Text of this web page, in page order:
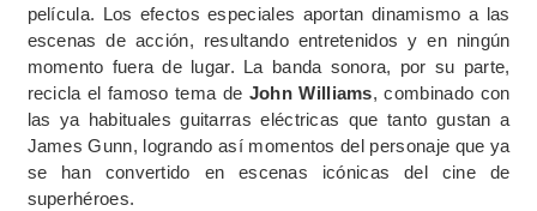
película. Los efectos especiales aportan dinamismo a las
escenas de acción, resultando entretenidos y en ningún
momento fuera de lugar. La banda sonora, por su parte,
recicla el famoso tema de John Williams, combinado con
las ya habituales guitarras eléctricas que tanto gustan a
James Gunn, logrando así momentos del personaje que ya
se han convertido en escenas icónicas del cine de
superhéroes.